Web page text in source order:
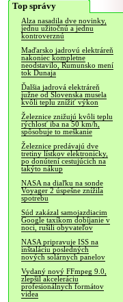
Top správy
Alza nasadila dve novinky,
jednu užitočnú a jednu
kontroverznú
Maďarsko jadrovú elektráreň
nakoniec kompletne
neodstavilo, Rumunsko mení
tok Dunaja
Ďalšia jadrová elektráreň
južne od Slovenska musela
kvôli teplu znížiť výkon
Železnice znižujú kvôli teplu
rýchlosť iba na 50 km/h,
spôsobuje to meškanie
Železnice predávajú dve
tretiny lístkov elektronicky,
po donútení cestujúcich na
takýto nákup
NASA na diaľku na sonde
Voyager 2 úspešne znížila
spotrebu
Súd zakázal samojazdiacim
Google taxíkom dobíjanie v
noci, rušili obyvateľov
NASA pripravuje ISS na
inštaláciu posledných
nových solárnych panelov
Vydaný nový FFmpeg 9.0,
zlepšil akceleráciu
profesionálnych formátov
videa